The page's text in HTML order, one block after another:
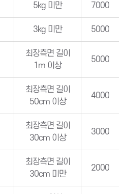
5kg 미만 7000
3kg 미만 5000
최장측면 길이
1m 이상
5000
최장측면 길이
50cm 이상
4000
최장측면 길이
30cm 이상
3000
최장측면 길이
30cm 미만
2000